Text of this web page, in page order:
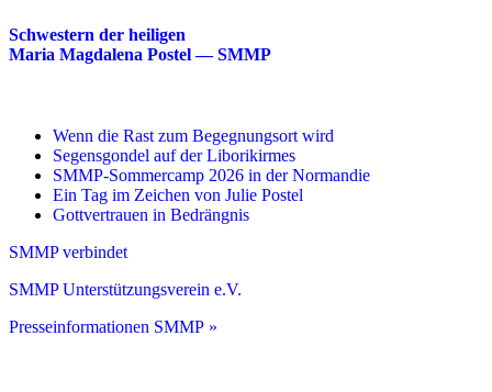
Schwestern der heiligen
Maria Magdalena Postel — SMMP
Wenn die Rast zum Begegnungsort wird
Segensgondel auf der Liborikirmes
SMMP-Sommercamp 2026 in der Normandie
Ein Tag im Zeichen von Julie Postel
Gottvertrauen in Bedrängnis
SMMP verbindet
SMMP Unterstützungsverein e.V.
Presseinformationen SMMP »